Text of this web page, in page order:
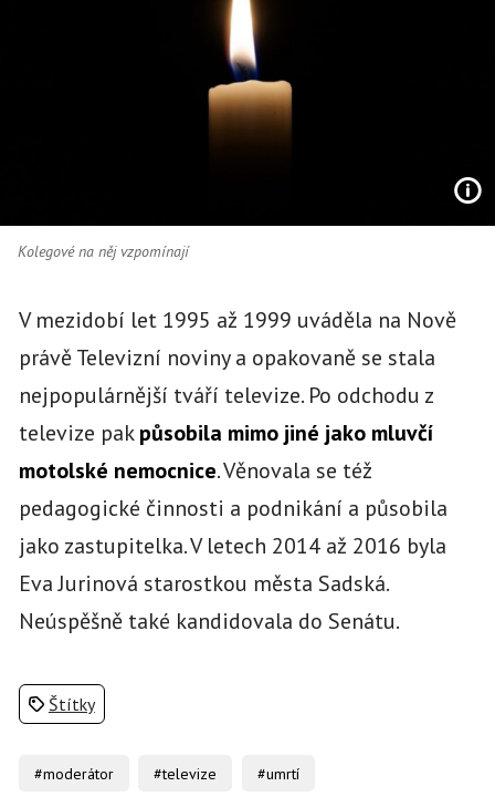
Kolegové na něj vzpomínají
V mezidobí let 1995 až 1999 uváděla na Nově
právě Televizní noviny a opakovaně se stala
nejpopulárnější tváří televize. Po odchodu z
televize pakpůsobila mimo jiné jako mluvčí
motolské nemocnice. Věnovala se též
pedagogické činnosti a podnikání a působila
jako zastupitelka. V letech 2014 až 2016 byla
Eva Jurinová starostkou města Sadská.
Neúspěšně také kandidovala do Senátu.
Štítky
#moderátor #televize #umrtí